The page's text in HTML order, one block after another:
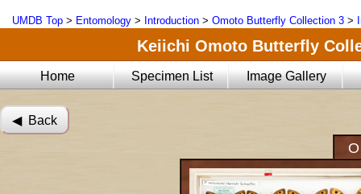
UMDB Top > Entomology > Introduction > Omoto Butterfly Collection 3 >
Keiichi Omoto Butterfly
Home Specimen List Image Gallery
◀︎ Back